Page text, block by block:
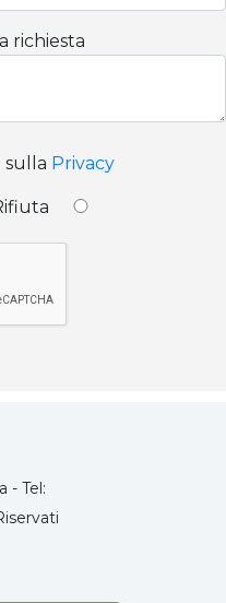
richiesta
sulla Privacy
- Tel: